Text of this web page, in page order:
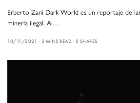
Erberto Zani Dark World es un reportaje de
minería ilegal. Al…
10/11/2021 2 MINS READ 0 SHARES